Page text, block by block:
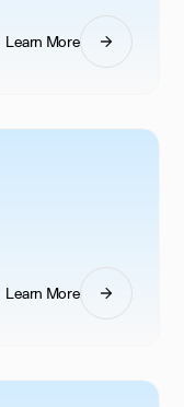
Learn More
Learn More